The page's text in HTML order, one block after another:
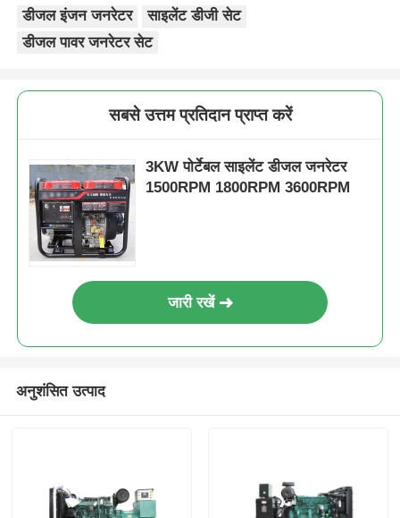
डीजल इंजन जनरेटर
साइलेंट डीजी सेट
डीजल पावर जनरेटर सेट
सबसे उत्तम प्रतिदान प्राप्त करें
3KW पोर्टेबल साइलेंट डीजल जनरेटर
1500RPM 1800RPM 3600RPM
जारी रखें
अनुशंसित उत्पाद